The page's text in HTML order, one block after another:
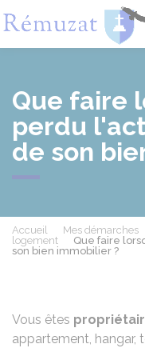
Que faire
perdu
de son
Accueil Mes démarches
logement
Que faire
son bien immobilier ?
Vous êtes
appartement, hangar,